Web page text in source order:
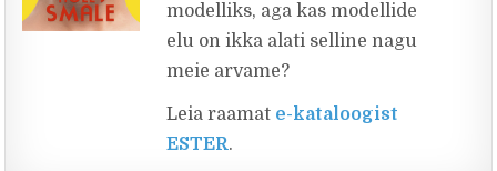
modelliks, aga kas modellide
elu on ikka alati selline nagu
meie arvame?
Leia raamat e-kataloogist
ESTER.